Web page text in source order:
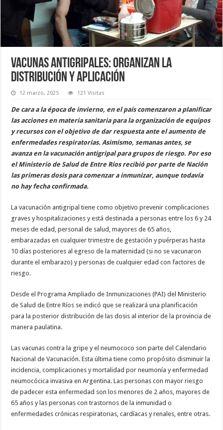
Vacunas antigripales: organizan la
distribución y aplicación
12 marzo, 2025 121 Visitas
De cara a la época de invierno, en el país comenzaron a planificar
las acciones en materia sanitaria para la organización de equipos
y recursos con el objetivo de dar respuesta ante el aumento de
enfermedades respiratorias. Asimismo, semanas antes, se
avanza en la vacunación antigripal para grupos de riesgo. Por eso
el Ministerio de Salud de Entre Ríos recibió por parte de Nación
las primeras dosis para comenzar a inmunizar, aunque todavía
no hay fecha confirmada.
La vacunación antigripal tiene como objetivo prevenir complicaciones
graves y hospitalizaciones y está destinada a personas entre los 6 y 24
meses de edad, personal de salud, mayores de 65 años,
embarazadas en cualquier trimestre de gestación y puérperas hasta
10 días posteriores al egreso de la maternidad (si no se vacunaron
durante el embarazo) y personas de cualquier edad con factores de
riesgo.
Desde el Programa Ampliado de Inmunizaciones (PAI) del Ministerio
de Salud de Entre Ríos se indicó que se realizará una planificación
para la posterior distribución de las dosis al interior de la provincia de
manera paulatina.
Las vacunas contra la gripe y el neumococo son parte del Calendario
Nacional de Vacunación. Esta última tiene como propósito disminuir la
incidencia, complicaciones y mortalidad por neumonía y enfermedad
neumocócica invasiva en Argentina. Las personas con mayor riesgo
de padecer esta enfermedad son los menores de 2 años, mayores de
65 años y las personas con trastornos de la inmunidad o
enfermedades crónicas respiratorias, cardíacas y renales, entre otras.